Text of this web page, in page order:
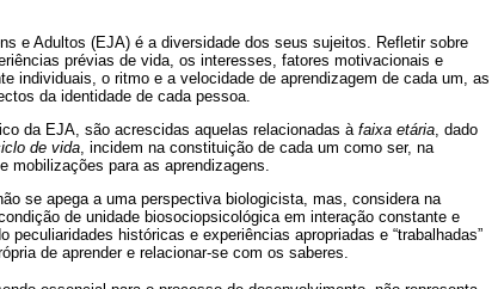
e Adultos (EJA) é a diversidade dos seus sujeitos. Refletir sobre
prévias de vida, os interesses, fatores motivacionais e
individuais, o ritmo e a velocidade de aprendizagem de cada um, as
da identidade de cada pessoa.
da EJA, são acrescidas aquelas relacionadas à faixa etária, dado
de vida, incidem na constituição de cada um como ser, na
mobilizações para as aprendizagens.
se apega a uma perspectiva biologicista, mas, considera na
de unidade biosociopsicológica em interação constante e
históricas e experiências apropriadas e “trabalhadas”
de aprender e relacionar-se com os saberes.